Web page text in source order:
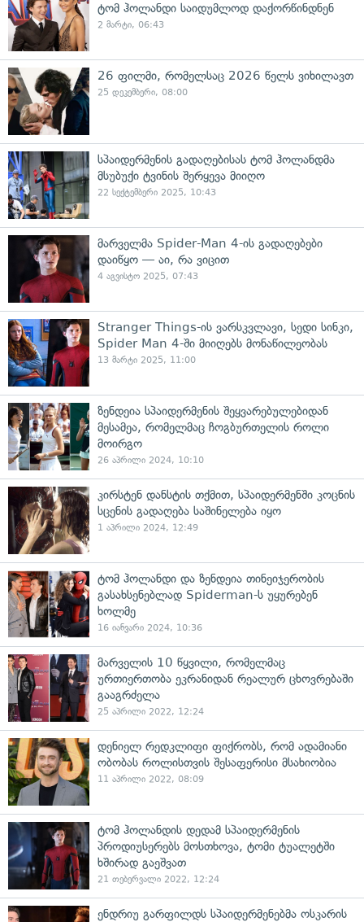
ტომ ჰოლანდი საიდუმლოდ დაქორწინდნენ
2 მარტი, 06:43
26 ფილმი, რომელსაც 2026 წელს ვიხილავთ
25 დეკემბერი, 08:00
სპაიდერმენის გადაღებისას ტომ ჰოლანდმა
მსუბუქი ტვინის შერყევა მიიღო
22 სექტემბერი 2025, 10:43
მარველმა Spider-Man 4-ის გადაღებები
დაიწყო — აი, რა ვიცით
4 აგვისტო 2025, 07:43
Stranger Things-ის ვარსკვლავი, სედი სინკი,
Spider Man 4-ში მიიღებს მონაწილეობას
13 მარტი 2025, 11:00
ზენდეია სპაიდერმენის შეყვარებულებიდან
მესამეა, რომელმაც ჩოგბურთელის როლი
მოირგო
26 აპრილი 2024, 10:10
კირსტენ დანსტის თქმით, სპაიდერმენში კოცნის
სცენის გადაღება საშინელება იყო
1 აპრილი 2024, 12:49
ტომ ჰოლანდი და ზენდეია თინეიჯერობის
გასახსენებლად Spiderman-ს უყურებენ
ხოლმე
16 იანვარი 2024, 10:36
მარველის 10 წყვილი, რომელმაც
ურთიერთობა ეკრანიდან რეალურ ცხოვრებაში
გააგრძელა
25 აპრილი 2022, 12:24
დენიელ რედკლიფი ფიქრობს, რომ ადამიანი
ობობას როლისთვის შესაფერისი მსახიობია
11 აპრილი 2022, 08:09
ტომ ჰოლანდის დედამ სპაიდერმენის
პროდიუსერებს მოსთხოვა, ტომი ტუალეტში
ხშირად გაეშვათ
21 თებერვალი 2022, 12:24
ენდრიუ გარფილდს სპაიდერმენებმა ოსკარის